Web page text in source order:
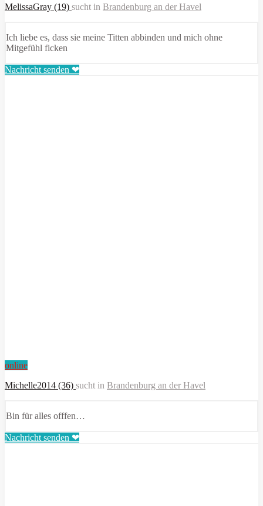
MelissaGray (19) sucht in Brandenburg an der Havel
Ich liebe es, dass sie meine Titten abbinden und mich ohne
Mitgefühl ficken
Nachricht senden ❤
online
Michelle2014 (36) sucht in Brandenburg an der Havel
Bin für alles offfen…
Nachricht senden ❤